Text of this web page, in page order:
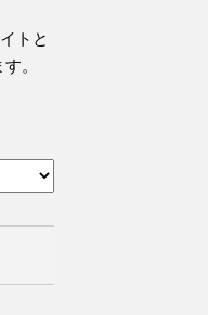
トと
。